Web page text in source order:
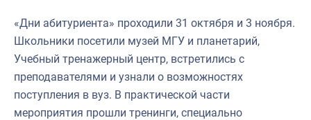
«Дни абитуриента» проходили 31 октября и 3 ноября.
Школьники посетили музей МГУ и планетарий,
Учебный тренажерный центр, встретились с
преподавателями и узнали о возможностях
поступления в вуз. В практической части
мероприятия прошли тренинги, специально